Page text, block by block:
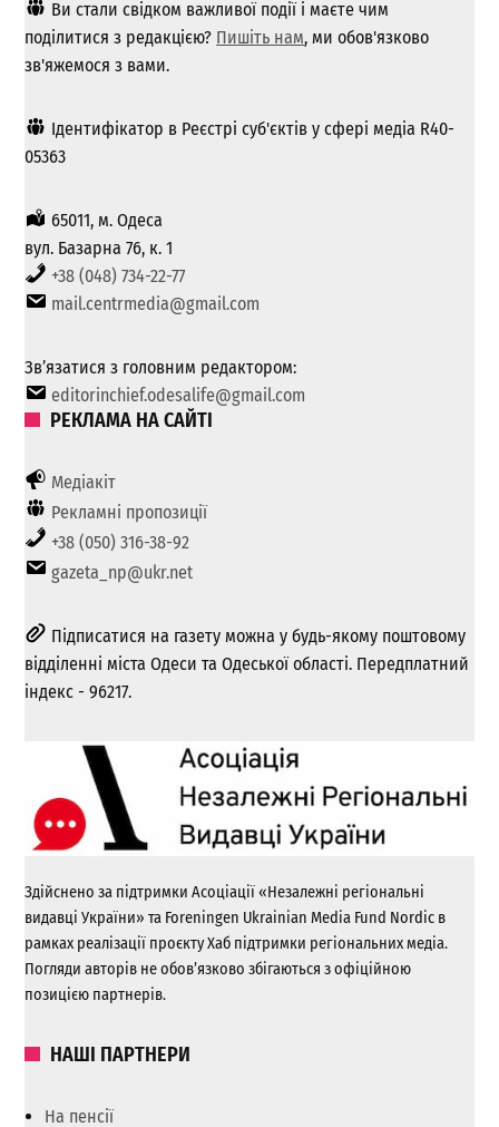
Ви стали свідком важливої ​​події і маєте чим
поділитися з редакцією? Пишіть нам, ми обов'язково
зв'яжемося з вами.
Ідентифікатор в Реєстрі суб'єктів у сфері медіа R40-
05363
65011, м. Одеса
вул. Базарна 76, к. 1
+38 (048) 734-22-77
mail.centrmedia@gmail.com
Зв’язатися з головним редактором:
editorinchief.odesalife@gmail.com
РЕКЛАМА НА САЙТІ
Медіакіт
Рекламні пропозиції
+38 (050) 316-38-92
gazeta_np@ukr.net
Підписатися на газету можна у будь-якому поштовому
відділенні міста Одеси та Одеської області. Передплатний
індекс - 96217.
Здійснено за підтримки Асоціації «Незалежні регіональні
видавці України» та Foreningen Ukrainian Media Fund Nordic в
рамках реалізації проєкту Хаб підтримки регіональних медіа.
Погляди авторів не обов’язково збігаються з офіційною
позицією партнерів.
НАШІ ПАРТНЕРИ
На пенсії